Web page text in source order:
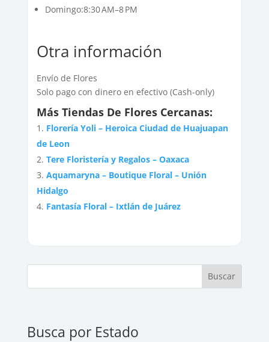
Domingo:8:30 AM–8 PM
Otra información
Envío de Flores
Solo pago con dinero en efectivo (Cash-only)
Más Tiendas De Flores Cercanas:
Florería Yoli – Heroica Ciudad de Huajuapan
de Leon
Tere Floristería y Regalos – Oaxaca
Aquamaryna – Boutique Floral – Unión
Hidalgo
Fantasía Floral – Ixtlán de Juárez
Buscar
Busca por Estado